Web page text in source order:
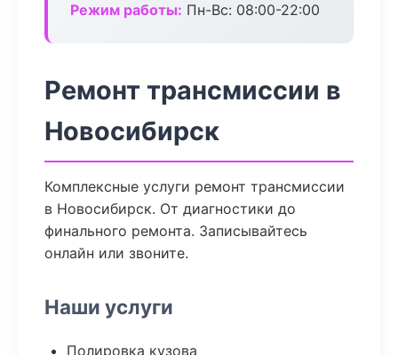
Режим работы: Пн-Вс: 08:00-22:00
Ремонт трансмиссии в
Новосибирск
Комплексные услуги ремонт трансмиссии
в Новосибирск. От диагностики до
финального ремонта. Записывайтесь
онлайн или звоните.
Наши услуги
Полировка кузова